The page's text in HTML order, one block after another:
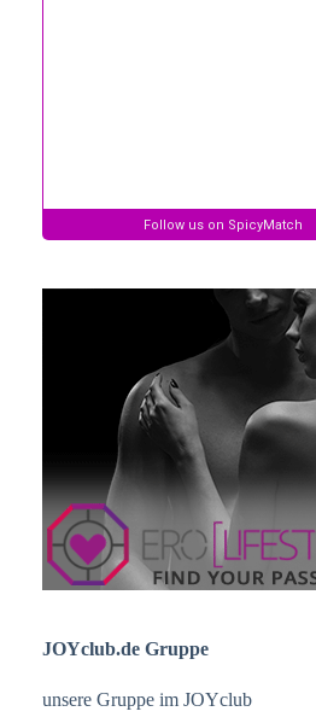
JOYclub.de Gruppe
unsere Gruppe im JOYclub